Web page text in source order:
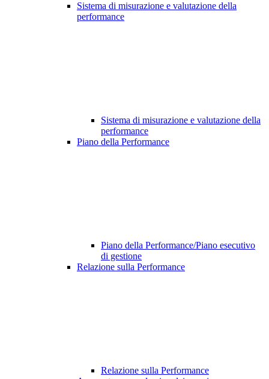
Sistema di misurazione e valutazione della
performance
Sistema di misurazione e valutazione della
performance
Piano della Performance
Piano della Performance/Piano esecutivo
di gestione
Relazione sulla Performance
Relazione sulla Performance